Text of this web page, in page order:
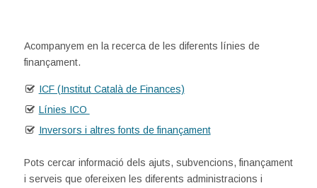
Acompanyem en la recerca de les diferents línies de
finançament.
ICF (Institut Català de Finances)
Línies ICO
Inversors i altres fonts de finançament
Pots cercar informació dels ajuts, subvencions, finançament
i serveis que ofereixen les diferents administracions i